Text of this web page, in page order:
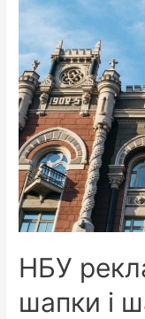
НБУ
шапки і